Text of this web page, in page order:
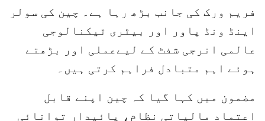
فریم ورک کی جانب بڑھ رہا ہے۔ چین کی سولر
اینڈ ونڈ پاور اور بیٹری ٹیکنالوجی
عالمی انرجی شفٹ کے لیےعملی اور بڑھتے
ہوئے اہم متبادل فراہم کرتی ہیں۔
مضمون میں کہا گیا کہ چین اپنے قابل
اعتماد مالیاتی نظام، پائیدار توانائی